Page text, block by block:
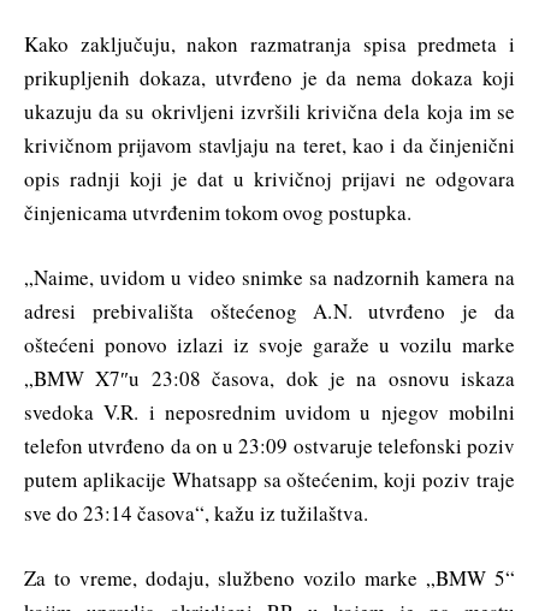
Kako zaključuju, nakon razmatranja spisa predmeta i
prikupljenih dokaza, utvrđeno je da nema dokaza koji
ukazuju da su okrivljeni izvršili krivična dela koja im se
krivičnom prijavom stavljaju na teret, kao i da činjenični
opis radnji koji je dat u krivičnoj prijavi ne odgovara
činjenicama utvrđenim tokom ovog postupka.
„Naime, uvidom u video snimke sa nadzornih kamera na
adresi prebivališta oštećenog A.N. utvrđeno je da
oštećeni ponovo izlazi iz svoje garaže u vozilu marke
„BMW X7″u 23:08 časova, dok je na osnovu iskaza
svedoka V.R. i neposrednim uvidom u njegov mobilni
telefon utvrđeno da on u 23:09 ostvaruje telefonski poziv
putem aplikacije Whatsapp sa oštećenim, koji poziv traje
sve do 23:14 časova“, kažu iz tužilaštva.
Za to vreme, dodaju, službeno vozilo marke „BMW 5“